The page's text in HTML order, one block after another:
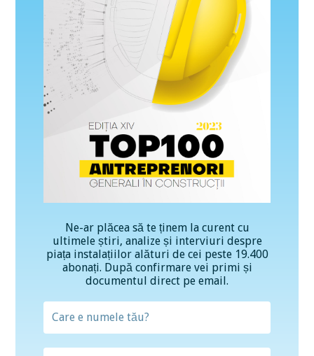
Ne-ar plăcea să te ținem la curent cu
ultimele știri, analize și interviuri despre
piața instalațiilor alături de cei peste 19.400
abonați. După confirmare vei primi și
documentul direct pe email.